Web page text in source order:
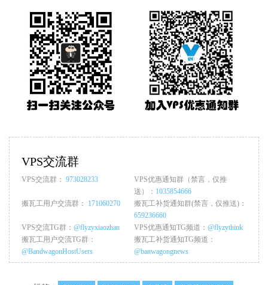
VPS交流群
VPS交流群： 973028233
VPS优惠通知群（禁言，仅推
送）： 1035854666
搬瓦工用户交流群： 171060270
搬瓦工补货通知群(禁言，仅推送)：
659236660
VPS交流TG群： @flyzyxiaozhan VPS优惠通知TG频道： @flyzythink
搬瓦工用户交流TG群：
@BandwagonHostUsers
搬瓦工补货通知TG频道：
@banwagongnews